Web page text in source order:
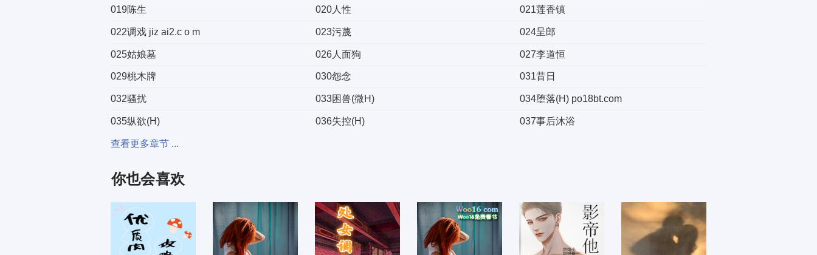
019陈生 020人性 021莲香镇
022调戏 jiz ai2.c o m 023污蔑 024呈郎
025姑娘墓 026人面狗 027李道恒
029桃木牌 030怨念 031昔日
032骚扰 033困兽(微H) 034堕落(H) po18bt.com
035纵欲(H) 036失控(H) 037事后沐浴
038引浊精(微H)
查看更多章节 ...
你也会喜欢